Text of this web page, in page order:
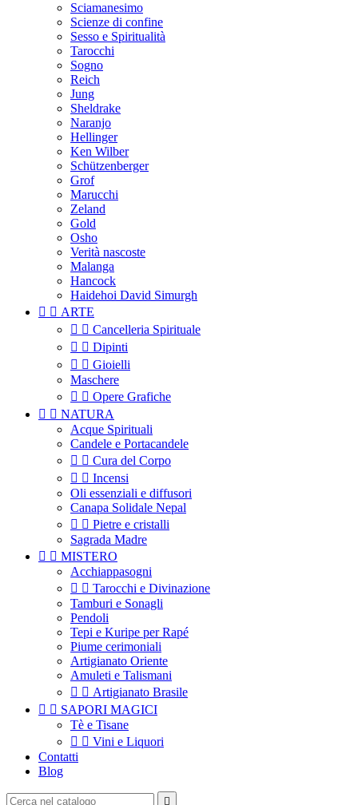
Sciamanesimo
Scienze di confine
Sesso e Spiritualità
Tarocchi
Sogno
Reich
Jung
Sheldrake
Naranjo
Hellinger
Ken Wilber
Schützenberger
Grof
Marucchi
Zeland
Gold
Osho
Verità nascoste
Malanga
Hancock
Haidehoi David Simurgh
  ARTE
  Cancelleria Spirituale
  Dipinti
  Gioielli
Maschere
  Opere Grafiche
  NATURA
Acque Spirituali
Candele e Portacandele
  Cura del Corpo
  Incensi
Oli essenziali e diffusori
Canapa Solidale Nepal
  Pietre e cristalli
Sagrada Madre
  MISTERO
Acchiappasogni
  Tarocchi e Divinazione
Tamburi e Sonagli
Pendoli
Tepi e Kuripe per Rapé
Piume cerimoniali
Artigianato Oriente
Amuleti e Talismani
  Artigianato Brasile
  SAPORI MAGICI
Tè e Tisane
  Vini e Liquori
Contatti
Blog
